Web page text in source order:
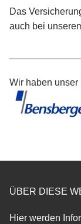
Das
auch bei
Wir haben unser
ÜBER DIESE
Hier werden